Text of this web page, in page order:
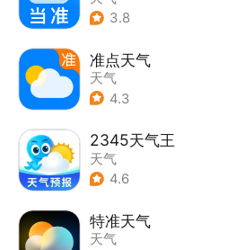
3.8
准点天气
天气
4.3
2345天气王
天气
4.6
特准天气
天气